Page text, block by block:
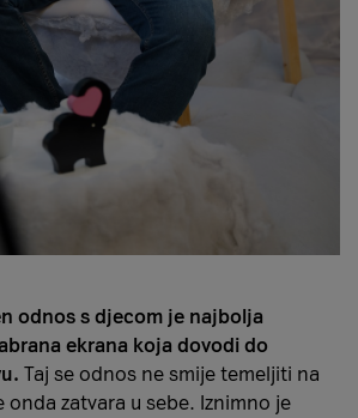
odnos s djecom je najbolja
ekrana koja dovodi do
Taj se odnos ne smije temeljiti na
onda zatvara u sebe. Iznimno je